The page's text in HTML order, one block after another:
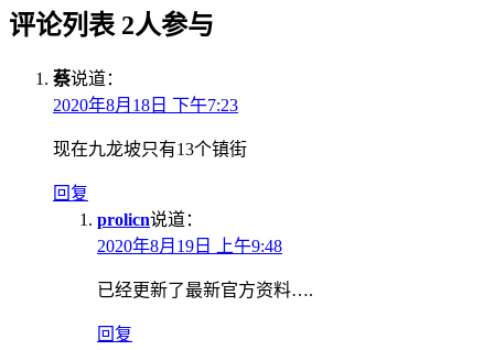
评论列表 2人参与
蔡说道：
2020年8月18日 下午7:23
现在九龙坡只有13个镇街
回复
prolicn说道：
2020年8月19日 上午9:48
已经更新了最新官方资料….
回复